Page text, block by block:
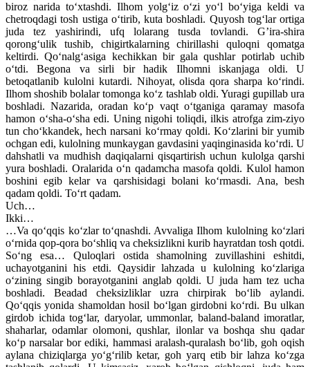
biroz narida to‘xtashdi. Ilhom yolg‘iz o‘zi yo‘l bo‘yiga keldi va
chetroqdagi tosh ustiga o‘tirib, kuta boshladi. Quyosh tog‘lar ortiga
juda tez yashirindi, ufq lolarang tusda tovlandi. G’ira-shira
qorong‘ulik tushib, chigirtkalarning chirillashi quloqni qomatga
keltirdi. Qo‘nalg‘asiga kechikkan bir gala qushlar potirlab uchib
o‘tdi. Begona va sirli bir hadik Ilhomni iskanjaga oldi. U
betoqatlanib kulolni kutardi. Nihoyat, olisda qora sharpa ko‘rindi.
Ilhom shoshib bolalar tomonga ko‘z tashlab oldi. Yuragi gupillab ura
boshladi. Nazarida, oradan ko‘p vaqt o‘tganiga qaramay masofa
hamon o‘sha-o‘sha edi. Uning nigohi toliqdi, ilkis atrofga zim-ziyo
tun cho‘kkandek, hech narsani ko‘rmay qoldi. Ko‘zlarini bir yumib
ochgan edi, kulolning munkaygan gavdasini yaqinginasida ko‘rdi. U
dahshatli va mudhish daqiqalarni qisqartirish uchun kulolga qarshi
yura boshladi. Oralarida o‘n qadamcha masofa qoldi. Kulol hamon
boshini egib kelar va qarshisidagi bolani ko‘rmasdi. Ana, besh
qadam qoldi. To‘rt qadam.
Uch…
Ikki…
…Va qo‘qqis ko‘zlar to‘qnashdi. Avvaliga Ilhom kulolning ko‘zlari
o‘rnida qop-qora bo‘shliq va cheksizlikni kurib hayratdan tosh qotdi.
So‘ng esa… Quloqlari ostida shamolning zuvillashini eshitdi,
uchayotganini his etdi. Qaysidir lahzada u kulolning ko‘zlariga
o‘zining singib borayotganini anglab qoldi. U juda ham tez ucha
boshladi. Beadad cheksizliklar uzra chirpirak bo‘lib aylandi.
Qo‘qqis yonida shamoldan hosil bo‘lgan girdobni ko‘rdi. Bu ulkan
girdob ichida tog‘lar, daryolar, ummonlar, baland-baland imoratlar,
shaharlar, odamlar olomoni, qushlar, ilonlar va boshqa shu qadar
ko‘p narsalar bor ediki, hammasi aralash-quralash bo‘lib, goh oqish
aylana chiziqlarga yo‘g‘rilib ketar, goh yarq etib bir lahza ko‘zga